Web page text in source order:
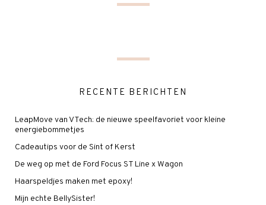
RECENTE BERICHTEN
LeapMove van VTech: de nieuwe speelfavoriet voor kleine
energiebommetjes
Cadeautips voor de Sint of Kerst
De weg op met de Ford Focus ST Line x Wagon
Haarspeldjes maken met epoxy!
Mijn echte BellySister!